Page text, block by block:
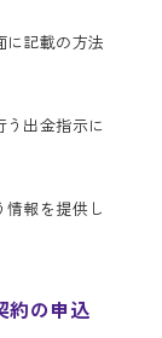
に記載の方法
出金指示に
報を提供し
約の申込